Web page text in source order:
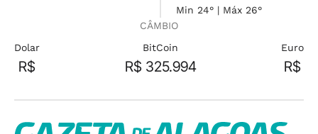
Min 24° | Máx 26°
CÂMBIO
Dolar
R$
BitCoin
R$ 325.994
Euro
R$